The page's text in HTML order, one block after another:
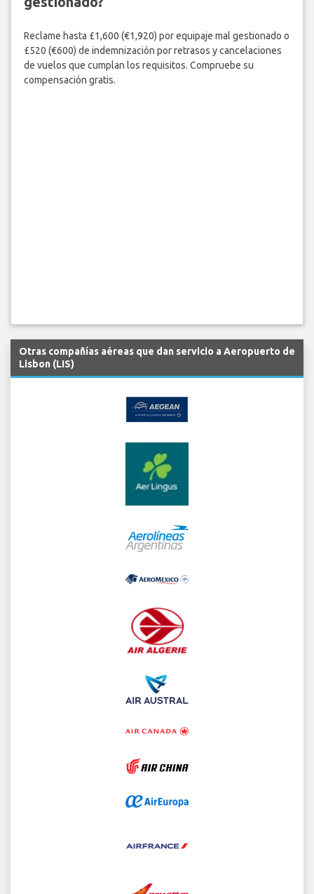
Reclame hasta £1,600 (€1,920) por equipaje mal gestionado o
£520 (€600) de indemnización por retrasos y cancelaciones
de vuelos que cumplan los requisitos. Compruebe su
compensación gratis.
Otras compañías aéreas que dan servicio a Aeropuerto de
Lisbon (LIS)